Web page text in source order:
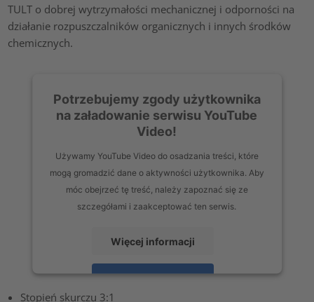
TULT o dobrej wytrzymałości mechanicznej i odporności na
działanie rozpuszczalników organicznych i innych środków
chemicznych.
Potrzebujemy zgody użytkownika
na załadowanie serwisu YouTube
Video!
Używamy YouTube Video do osadzania treści, które
mogą gromadzić dane o aktywności użytkownika. Aby
móc obejrzeć tę treść, należy zapoznać się ze
szczegółami i zaakceptować ten serwis.
Więcej informacji
Zaakceptuj
Stopień skurczu 3:1